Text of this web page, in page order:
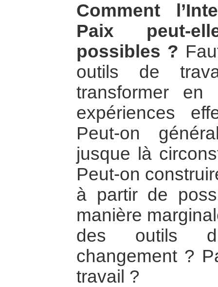
Comment
Paix peut-
possibles ?
outils de
transformer
expériences
Peut-on
jusque là
Peut-on
à partir de
manière
des outils
changement ?
travail ?